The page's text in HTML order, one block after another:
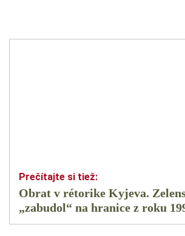
Obrat v rétorike Kyjeva.
„zabudol“ na hranice z roku